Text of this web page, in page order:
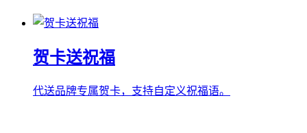
贺卡送祝福
代送品牌专属贺卡，支持自定义祝福语。